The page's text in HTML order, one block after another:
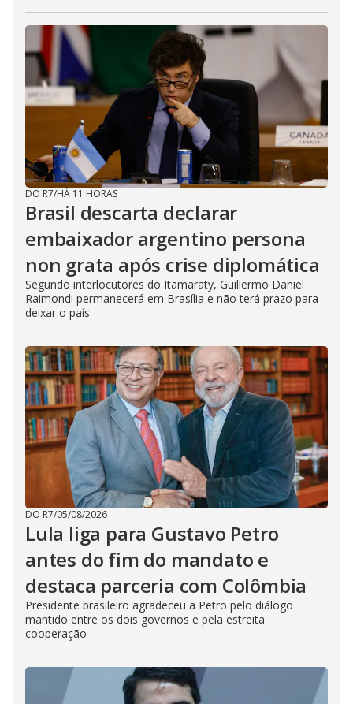
DO R7/HÁ 11 HORAS
Brasil descarta declarar
embaixador argentino persona
non grata após crise diplomática
Segundo interlocutores do Itamaraty, Guillermo Daniel
Raimondi permanecerá em Brasília e não terá prazo para
deixar o país
DO R7/05/08/2026
Lula liga para Gustavo Petro
antes do fim do mandato e
destaca parceria com Colômbia
Presidente brasileiro agradeceu a Petro pelo diálogo
mantido entre os dois governos e pela estreita
cooperação